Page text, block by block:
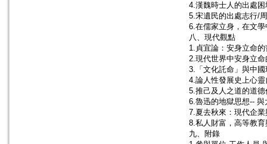
4.漢魏時士人的出處
5.宋遺民的出處志行/
6.在儒家立身，在文
八、現代觀點
1.貞宜論：安身立命
2.現代世界中安身立
3.「文化託命」與中
4.論人性發展史上心
5.推己及人之道的道
6.魯迅的地獄思想--
7.夏去秋來：現代企
8.私人財富，高等教
九、附錄